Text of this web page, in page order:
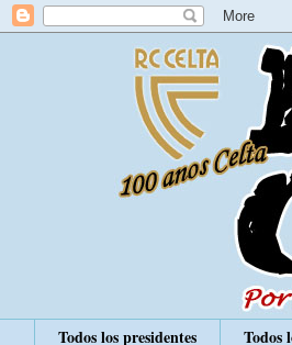
Todos los presidentes Todos